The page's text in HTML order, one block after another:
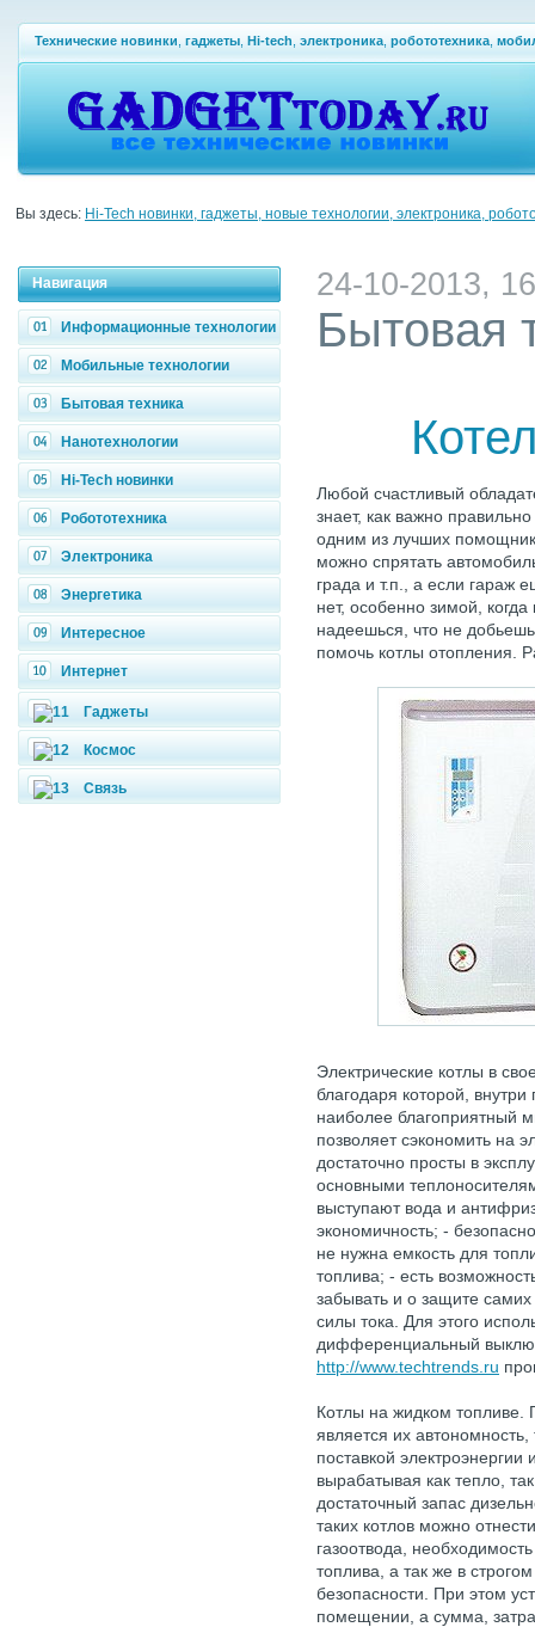
Технические новинки гаджеты Hi-tech электроника робототехника
Вы здесь: Hi-Tech новинки, гаджеты, новые технологии, электроника,
Навигация
Информационные технологии
Мобильные технологии
Бытовая техника
Нанотехнологии
Hi-Tech новинки
Робототехника
Электроника
Энергетика
Интересное
Интернет
Гаджеты
Космос
Связь
24-10-2013,
Бытовая
Любой счастливый
знает, как важно
одним из лучших
можно спрятать
града и т.п., а если гараж
нет, особенно зимой,
надеешься, что не
помочь котлы отопления.
Электрические котлы в
благодаря которой,
наиболее благоприятный
позволяет сэкономить на
достаточно просты в
основными
выступают вода и
экономичность; -
не нужна емкость для
топлива; - есть
забывать и о защите
силы тока. Для этого
дифференциальный
http://www.techtrends.ru
Котлы на жидком топливе.
является их автономность,
поставкой
вырабатывая как тепло,
достаточный запас
таких котлов можно
газоотвода,
топлива, а так же в
безопасности. При этом
помещении, а сумма,